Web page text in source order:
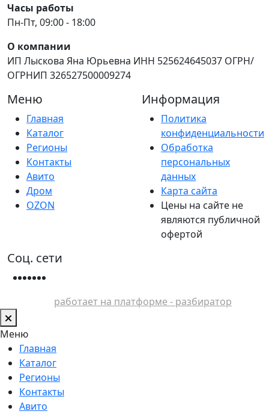
Часы работы
Пн-Пт, 09:00 - 18:00
О компании
ИП Лыскова Яна Юрьевна ИНН 525624645037 ОГРН/
ОГРНИП 326527500009274
Меню
Главная
Каталог
Регионы
Контакты
Авито
Дром
OZON
Информация
Политика
конфиденциальности
Обработка
персональных
данных
Карта сайта
Цены на сайте не
являются публичной
офертой
Соц. сети
работает на платформе - разбиратор
Меню
Главная
Каталог
Регионы
Контакты
Авито